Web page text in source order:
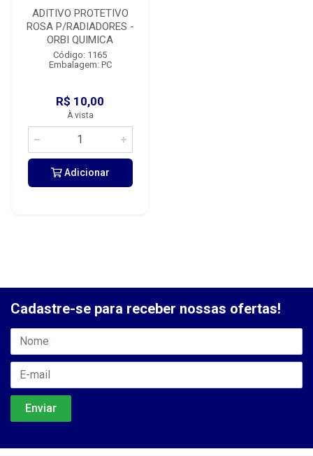
ADITIVO PROTETIVO
ROSA P/RADIADORES -
ORBI QUIMICA
Código: 1165
Embalagem: PC
R$ 10,00
À vista
Adicionar
Cadastre-se para receber nossas ofertas!